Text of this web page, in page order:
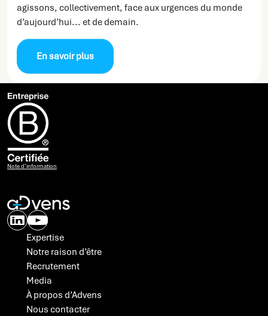
agissons, collectivement, face aux urgences du monde
d’aujourd’hui... et de demain.
En savoir plus
Note d’information
Expertise
Notre raison d’être
Recrutement
Media
À propos d’Advens
Nous contacter